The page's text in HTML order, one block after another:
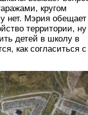
кругом
нет. Мэрия обещает
территории,
детей в школу в
как согласиться с